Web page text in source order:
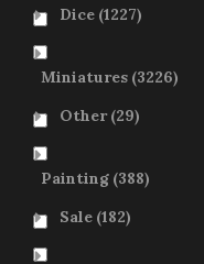
Dice (1227)
Miniatures (3226)
Other (29)
Painting (388)
Sale (182)